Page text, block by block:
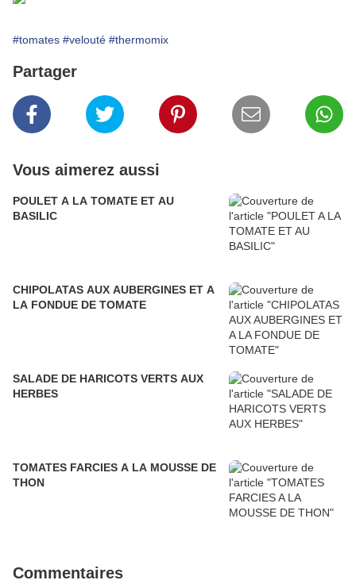
#tomates #velouté #thermomix
Partager
Vous aimerez aussi
POULET A LA TOMATE ET AU
BASILIC
CHIPOLATAS AUX AUBERGINES ET A
LA FONDUE DE TOMATE
SALADE DE HARICOTS VERTS AUX
HERBES
TOMATES FARCIES A LA MOUSSE DE
THON
Commentaires